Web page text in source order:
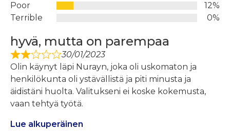
Poor
12%
Terrible
0%
hyvä, mutta on parempaa
30/01/2023
Olin käynyt läpi Nurayn, joka oli uskomaton ja
henkilökunta oli ystävällistä ja piti minusta ja
äidistäni huolta. Valitukseni ei koske kokemusta,
vaan tehtyä työtä.
Lue alkuperäinen